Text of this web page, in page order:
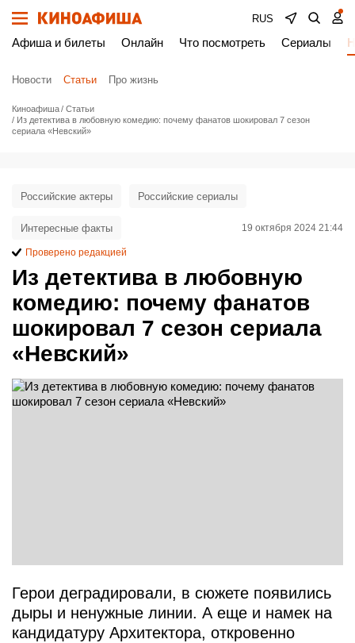
RUS
Афиша и билеты Онлайн Что посмотреть Сериалы
Новости Статьи Про жизнь
Киноафиша
Статьи
Из детектива в любовную комедию: почему фанатов шокировал 7 сезон
сериала «Невский»
Из детектива в любовную
комедию: почему фанатов
шокировал 7 сезон сериала
«Невский»
Российские актеры Российские сериалы
Интересные факты 19 октября 2024 21:44
Проверено редакцией
Герои деградировали, в сюжете появились
дыры и ненужные линии. А еще и намек на
кандидатуру Архитектора, откровенно